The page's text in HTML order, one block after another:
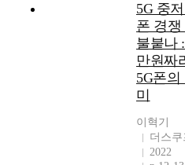
5G 중
폰 경쟁
불붙나
만원짜
5G폰의
미
이혁기
더스쿠
2022